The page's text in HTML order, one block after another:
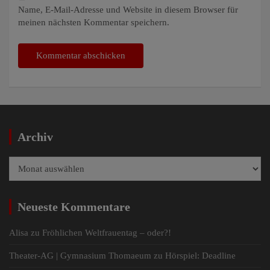
Name, E-Mail-Adresse und Website in diesem Browser für
meinen nächsten Kommentar speichern.
Archiv
Neueste Kommentare
Alisa zu Fröhlichen Weltfrauentag – oder?!
Theater-AG | Gymnasium Thomaeum zu Hörspiel: Deadline